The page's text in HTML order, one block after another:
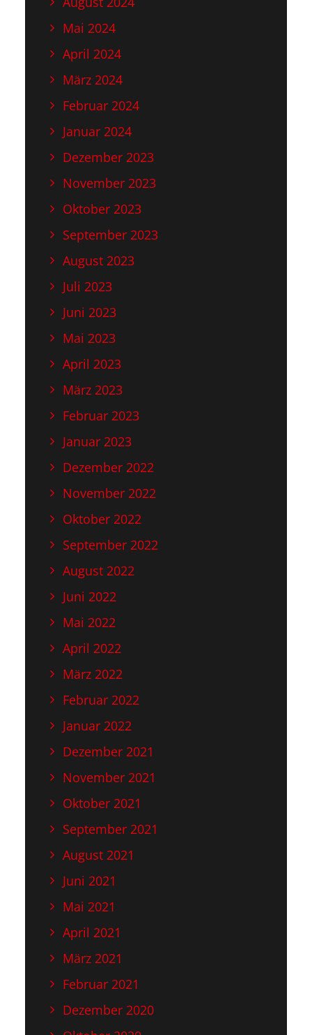
Mai 2024
April 2024
März 2024
Februar 2024
Januar 2024
Dezember 2023
November 2023
Oktober 2023
September 2023
August 2023
Juli 2023
Juni 2023
Mai 2023
April 2023
März 2023
Februar 2023
Januar 2023
Dezember 2022
November 2022
Oktober 2022
September 2022
August 2022
Juni 2022
Mai 2022
April 2022
März 2022
Februar 2022
Januar 2022
Dezember 2021
November 2021
Oktober 2021
September 2021
August 2021
Juni 2021
Mai 2021
April 2021
März 2021
Februar 2021
Dezember 2020